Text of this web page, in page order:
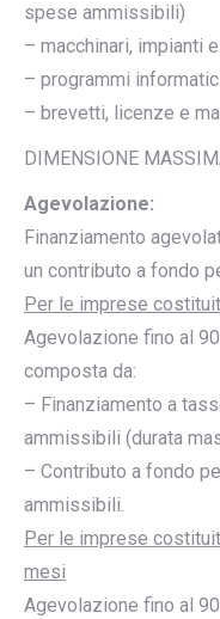
spese ammissibili)
– macchinari, impianti
– programmi
– brevetti, licenze e
DIMENSIONE
Agevolazione:
Finanziamento
un contributo a fondo
Per le imprese
Agevolazione fino al
composta da:
– Finanziamento a
ammissibili (durata
– Contributo a fondo
ammissibili.
Per le imprese
mesi
Agevolazione fino al